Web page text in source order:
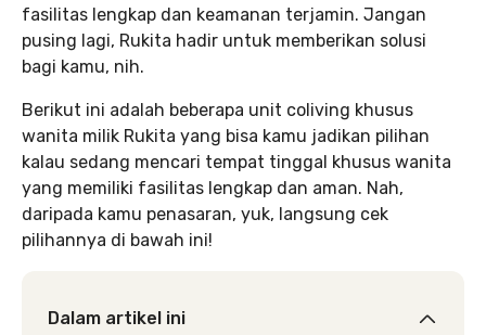
fasilitas lengkap dan keamanan terjamin. Jangan
pusing lagi, Rukita hadir untuk memberikan solusi
bagi kamu, nih.
Berikut ini adalah beberapa unit coliving khusus
wanita milik Rukita yang bisa kamu jadikan pilihan
kalau sedang mencari tempat tinggal khusus wanita
yang memiliki fasilitas lengkap dan aman. Nah,
daripada kamu penasaran, yuk, langsung cek
pilihannya di bawah ini!
Dalam artikel ini